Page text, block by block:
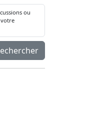
ou
votre